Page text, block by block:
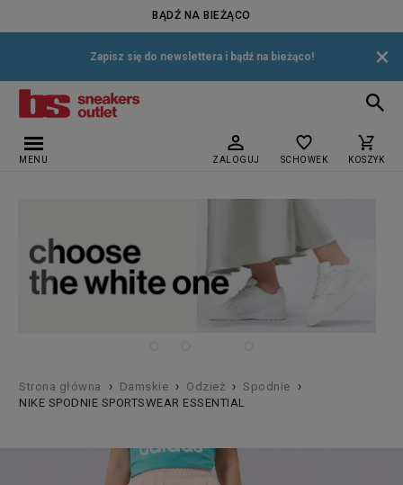
BĄDŹ NA BIEŻĄCO
Zapisz się do newslettera i bądź na bieżąco! ×
MENU ZALOGUJ SCHOWEK KOSZYK
Strona główna › Damskie › Odzież › Spodnie ›
NIKE SPODNIE SPORTSWEAR ESSENTIAL